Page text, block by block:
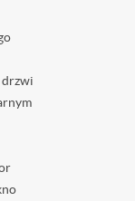
drzwi